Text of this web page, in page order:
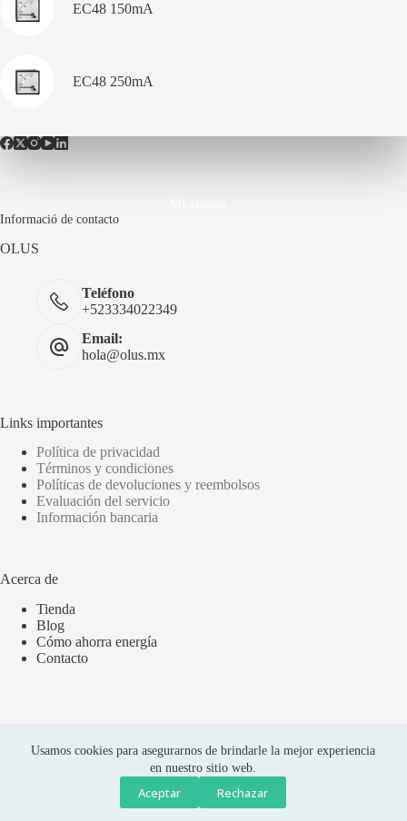
Usamos cookies para asegurarnos de brindarle la mejor experiencia
en nuestro sitio web.
Aceptar Rechazar
EC48 150mA
EC48 250mA
Informació de contacto
OLUS
Teléfono
+523334022349
Email:
hola@olus.mx
Links importantes
Política de privacidad
Términos y condiciones
Políticas de devoluciones y reembolsos
Evaluación del servicio
Información bancaria
Acerca de
Tienda
Blog
Cómo ahorra energía
Contacto
Hola soy Alan ¿en que puedo apoyarte?